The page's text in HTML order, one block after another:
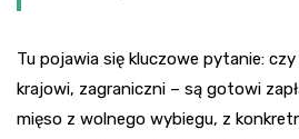
Tu pojawia się kluczowe pytanie:
krajowi, zagraniczni – są gotowi
mięso z wolnego wybiegu, z